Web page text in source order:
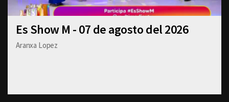
Es Show M - 07 de agosto del 2026
Aranxa Lopez